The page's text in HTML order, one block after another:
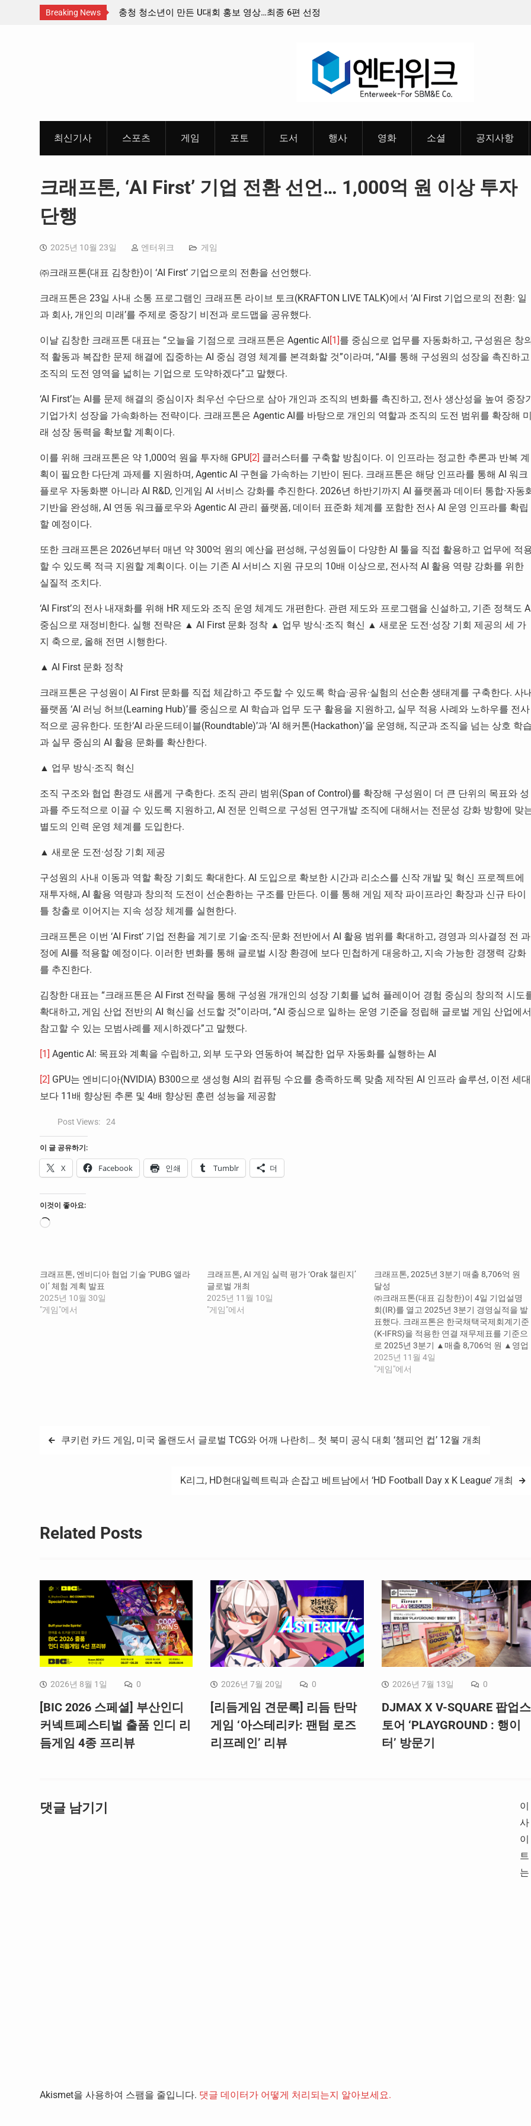
Breaking News
스트밴드’ 8월 26일(수)
충청 청소년이 만든 U대회 홍보 영상…최종 6편 선정
최신기사 스포츠 게임 포토 도서 행사 영화 소셜 공지사항
크래프톤, ‘AI First’ 기업 전환 선언… 1,000억 원 이상 투자
단행
2025년 10월 23일 엔터위크 게임
㈜크래프톤(대표 김창한)이 ‘AI First’ 기업으로의 전환을 선언했다.
크래프톤은 23일 사내 소통 프로그램인 크래프톤 라이브 토크(KRAFTON LIVE TALK)에서 ‘AI First 기업으로의 전환: 일
과 회사, 개인의 미래’를 주제로 중장기 비전과 로드맵을 공유했다.
이날 김창한 크래프톤 대표는 “오늘을 기점으로 크래프톤은 Agentic AI[1]를 중심으로 업무를 자동화하고, 구성원은 창
적 활동과 복잡한 문제 해결에 집중하는 AI 중심 경영 체계를 본격화할 것”이라며, “AI를 통해 구성원의 성장을 촉진하고
조직의 도전 영역을 넓히는 기업으로 도약하겠다”고 말했다.
‘AI First’는 AI를 문제 해결의 중심이자 최우선 수단으로 삼아 개인과 조직의 변화를 촉진하고, 전사 생산성을 높여 중장
기업가치 성장을 가속화하는 전략이다. 크래프톤은 Agentic AI를 바탕으로 개인의 역할과 조직의 도전 범위를 확장해 미
래 성장 동력을 확보할 계획이다.
이를 위해 크래프톤은 약 1,000억 원을 투자해 GPU[2] 클러스터를 구축할 방침이다. 이 인프라는 정교한 추론과 반복 계
획이 필요한 다단계 과제를 지원하며, Agentic AI 구현을 가속하는 기반이 된다. 크래프톤은 해당 인프라를 통해 AI 워크
플로우 자동화뿐 아니라 AI R&D, 인게임 AI 서비스 강화를 추진한다. 2026년 하반기까지 AI 플랫폼과 데이터 통합·자동
기반을 완성해, AI 연동 워크플로우와 Agentic AI 관리 플랫폼, 데이터 표준화 체계를 포함한 전사 AI 운영 인프라를 확립
할 예정이다.
또한 크래프톤은 2026년부터 매년 약 300억 원의 예산을 편성해, 구성원들이 다양한 AI 툴을 직접 활용하고 업무에 적
할 수 있도록 적극 지원할 계획이다. 이는 기존 AI 서비스 지원 규모의 10배 이상으로, 전사적 AI 활용 역량 강화를 위한
실질적 조치다.
‘AI First’의 전사 내재화를 위해 HR 제도와 조직 운영 체계도 개편한다. 관련 제도와 프로그램을 신설하고, 기존 정책도
중심으로 재정비한다. 실행 전략은 ▲ AI First 문화 정착 ▲ 업무 방식·조직 혁신 ▲ 새로운 도전·성장 기회 제공의 세 가
지 축으로, 올해 전면 시행한다.
▲ AI First 문화 정착
크래프톤은 구성원이 AI First 문화를 직접 체감하고 주도할 수 있도록 학습·공유·실험의 선순환 생태계를 구축한다. 사
플랫폼 ‘AI 러닝 허브(Learning Hub)’를 중심으로 AI 학습과 업무 도구 활용을 지원하고, 실무 적용 사례와 노하우를 전사
적으로 공유한다. 또한‘AI 라운드테이블(Roundtable)’과 ‘AI 해커톤(Hackathon)’을 운영해, 직군과 조직을 넘는 상호 학습
과 실무 중심의 AI 활용 문화를 확산한다.
▲ 업무 방식·조직 혁신
조직 구조와 협업 환경도 새롭게 구축한다. 조직 관리 범위(Span of Control)를 확장해 구성원이 더 큰 단위의 목표와 성
과를 주도적으로 이끌 수 있도록 지원하고, AI 전문 인력으로 구성된 연구개발 조직에 대해서는 전문성 강화 방향에 맞
별도의 인력 운영 체계를 도입한다.
▲ 새로운 도전·성장 기회 제공
구성원의 사내 이동과 역할 확장 기회도 확대한다. AI 도입으로 확보한 시간과 리소스를 신작 개발 및 혁신 프로젝트에
재투자해, AI 활용 역량과 창의적 도전이 선순환하는 구조를 만든다. 이를 통해 게임 제작 파이프라인 확장과 신규 타이
틀 창출로 이어지는 지속 성장 체계를 실현한다.
크래프톤은 이번 ‘AI First’ 기업 전환을 계기로 기술·조직·문화 전반에서 AI 활용 범위를 확대하고, 경영과 의사결정 전 과
정에 AI를 적용할 예정이다. 이러한 변화를 통해 글로벌 시장 환경에 보다 민첩하게 대응하고, 지속 가능한 경쟁력 강화
를 추진한다.
김창한 대표는 “크래프톤은 AI First 전략을 통해 구성원 개개인의 성장 기회를 넓혀 플레이어 경험 중심의 창의적 시도
확대하고, 게임 산업 전반의 AI 혁신을 선도할 것”이라며, “AI 중심으로 일하는 운영 기준을 정립해 글로벌 게임 산업에서
참고할 수 있는 모범사례를 제시하겠다”고 말했다.
[1] Agentic AI: 목표와 계획을 수립하고, 외부 도구와 연동하여 복잡한 업무 자동화를 실행하는 AI
[2] GPU는 엔비디아(NVIDIA) B300으로 생성형 AI의 컴퓨팅 수요를 충족하도록 맞춤 제작된 AI 인프라 솔루션, 이전 세대
보다 11배 향상된 추론 및 4배 향상된 훈련 성능을 제공함
Post Views: 24
이 글 공유하기:
X Facebook 인쇄 Tumblr 더
이것이 좋아요:
로
크래프톤, 엔비디아 협업 기술 ‘PUBG 앨라
이’ 체험 계획 발표
2025년 10월 30일
"게임"에서
크래프톤, AI 게임 실력 평가 ‘Orak 챌린지’
글로벌 개최
2025년 11월 10일
"게임"에서
크래프톤, 2025년 3분기 매출 8,706억 원
달성
㈜크래프톤(대표 김창한)이 4일 기업설명
회(IR)를 열고 2025년 3분기 경영실적을 발
표했다. 크래프톤은 한국채택국제회계기준
(K-IFRS)을 적용한 연결 재무제표를 기준으
로 2025년 3분기 ▲매출 8,706억 원 ▲영업
이익 3,486억 원을 달성했다. 지난해 같은
기간과 비교해 매출과 영업이익은 각각
2025년 11월 4일
"게임"에서
글 쿠키런 카드 게임, 미국 올랜도서 글로벌 TCG와 어깨 나란히… 첫 북미 공식 대회 ‘챔피언 컵’ 12월 개최
K리그, HD현대일렉트릭과 손잡고 베트남에서 ‘HD Football Day x K League’ 개최
Related Posts
2026년 8월 1일 0
[BIC 2026 스페셜] 부산인디
커넥트페스티벌 출품 인디 리
듬게임 4종 프리뷰
2026년 7월 20일 0
[리듬게임 견문록] 리듬 탄막
게임 ‘아스테리카: 팬텀 로즈
리프레인’ 리뷰
2026년 7월 13일 0
DJMAX X V-SQUARE 팝업스
토어 ‘PLAYGROUND : 행이
터’ 방문기
댓글 남기기
이
사
이
트
는
Akismet을 사용하여 스팸을 줄입니다. 댓글 데이터가 어떻게 처리되는지 알아보세요.